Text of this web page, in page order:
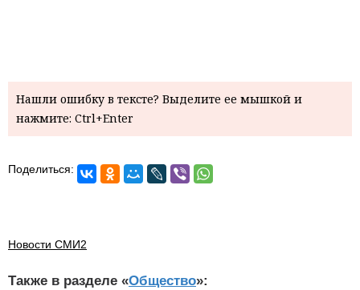
Нашли ошибку в тексте? Выделите ее мышкой и
нажмите: Ctrl+Enter
Поделиться:
Новости СМИ2
Также в разделе «Общество»: